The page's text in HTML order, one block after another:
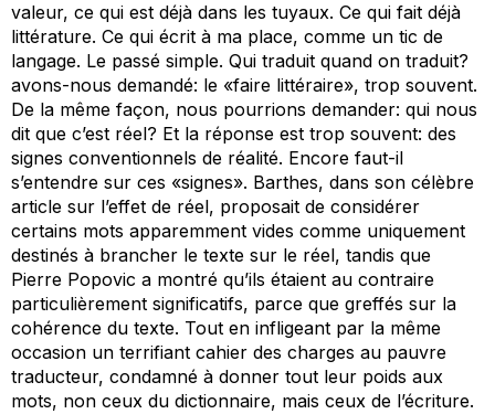
valeur, ce qui est déjà dans les tuyaux. Ce qui fait déjà
littérature. Ce qui écrit à ma place, comme un tic de
langage. Le passé simple. Qui traduit quand on traduit?
avons-nous demandé: le «faire littéraire», trop souvent.
De la même façon, nous pourrions demander: qui nous
dit que c’est réel? Et la réponse est trop souvent: des
signes conventionnels de réalité. Encore faut-il
s’entendre sur ces «signes». Barthes, dans son célèbre
article sur l’effet de réel, proposait de considérer
certains mots apparemment vides comme uniquement
destinés à brancher le texte sur le réel, tandis que
Pierre Popovic a montré qu’ils étaient au contraire
particulièrement significatifs, parce que greffés sur la
cohérence du texte. Tout en infligeant par la même
occasion un terrifiant cahier des charges au pauvre
traducteur, condamné à donner tout leur poids aux
mots, non ceux du dictionnaire, mais ceux de l’écriture.